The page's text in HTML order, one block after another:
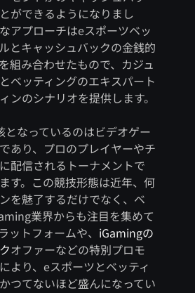
ができるようになりまし
アプローチはeスポーツベッ
とキャッシュバックの金銭的
組み合わせたもので、カジュ
ベッティングのエキスパート
ンのシナリオを提供します。
となっているのはビデオゲー
あり、プロのプレイヤーやチ
配信されるトーナメントで
す。この競技形態は近年、何
を魅了するだけでなく、ベ
業界からも注目を集めて
ットフォームや、 iGamingの
オファーなどの特別プロモ
より、eスポーツとベッティ
つてないほど盛んになってい